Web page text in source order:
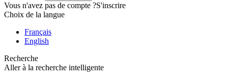
Vous n'avez pas de compte ?S'inscrire
Choix de la langue
Français
English
Recherche
Aller à la recherche intelligente